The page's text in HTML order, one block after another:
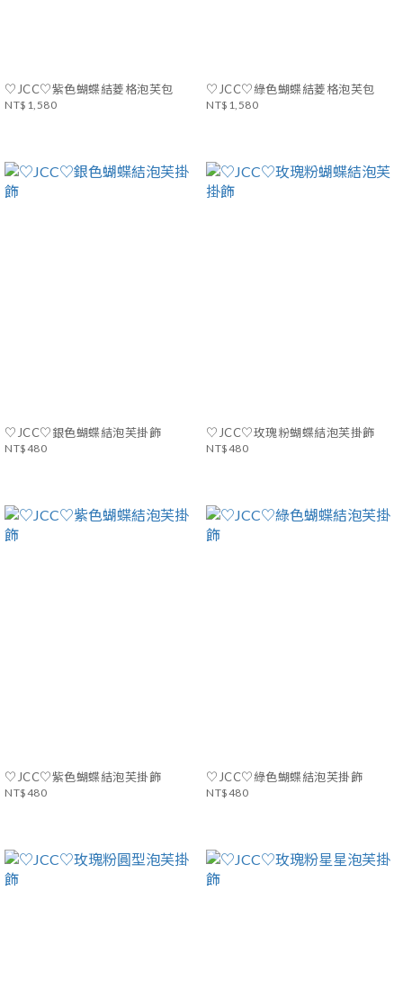
♡JCC♡紫色蝴蝶結菱格泡芙包
NT$1,580
♡JCC♡綠色蝴蝶結菱格泡芙包
NT$1,580
♡JCC♡銀色蝴蝶結泡芙掛飾
NT$480
♡JCC♡玫瑰粉蝴蝶結泡芙掛飾
NT$480
♡JCC♡紫色蝴蝶結泡芙掛飾
NT$480
♡JCC♡綠色蝴蝶結泡芙掛飾
NT$480